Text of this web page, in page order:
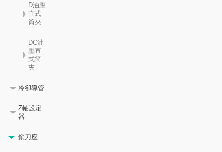
D油壓
直式
筒夾
DC油
壓直
式筒
夾
冷卻導管
Z軸設定
器
鎖刀座